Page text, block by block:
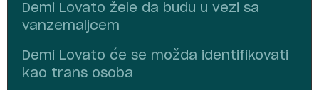
Demi Lovato žele da budu u vezi sa
vanzemaljcem
Demi Lovato će se možda identifikovati
kao trans osoba